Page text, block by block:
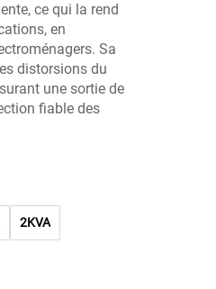
ce qui la rend
en
Sa
distorsions du
une sortie de
fiable des
2KVA